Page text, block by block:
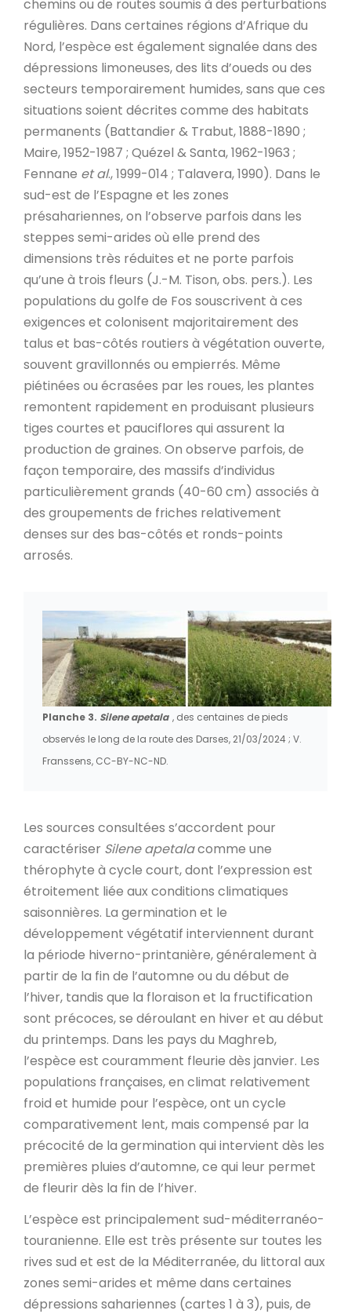
chemins ou de routes soumis à des perturbations
régulières. Dans certaines régions d’Afrique du
Nord, l’espèce est également signalée dans des
dépressions limoneuses, des lits d’oueds ou des
secteurs temporairement humides, sans que ces
situations soient décrites comme des habitats
permanents (Battandier & Trabut, 1888-1890 ;
Maire, 1952-1987 ; Quézel & Santa, 1962-1963 ;
Fennane et al., 1999-014 ; Talavera, 1990). Dans le
sud-est de l’Espagne et les zones
présahariennes, on l’observe parfois dans les
steppes semi-arides où elle prend des
dimensions très réduites et ne porte parfois
qu’une à trois fleurs (J.-M. Tison, obs. pers.). Les
populations du golfe de Fos souscrivent à ces
exigences et colonisent majoritairement des
talus et bas-côtés routiers à végétation ouverte,
souvent gravillonnés ou empierrés. Même
piétinées ou écrasées par les roues, les plantes
remontent rapidement en produisant plusieurs
tiges courtes et pauciflores qui assurent la
production de graines. On observe parfois, de
façon temporaire, des massifs d’individus
particulièrement grands (40-60 cm) associés à
des groupements de friches relativement
denses sur des bas-côtés et ronds-points
arrosés.
Planche 3. Silene apetala , des centaines de pieds
observés le long de la route des Darses, 21/03/2024 ; V.
Franssens, CC-BY-NC-ND.
Les sources consultées s’accordent pour
caractériser Silene apetalacomme une
thérophyte à cycle court, dont l’expression est
étroitement liée aux conditions climatiques
saisonnières. La germination et le
développement végétatif interviennent durant
la période hiverno-printanière, généralement à
partir de la fin de l’automne ou du début de
l’hiver, tandis que la floraison et la fructification
sont précoces, se déroulant en hiver et au début
du printemps. Dans les pays du Maghreb,
l’espèce est couramment fleurie dès janvier. Les
populations françaises, en climat relativement
froid et humide pour l’espèce, ont un cycle
comparativement lent, mais compensé par la
précocité de la germination qui intervient dès les
premières pluies d’automne, ce qui leur permet
de fleurir dès la fin de l’hiver.
L’espèce est principalement sud-méditerranéo-
touranienne. Elle est très présente sur toutes les
rives sud et est de la Méditerranée, du littoral aux
zones semi-arides et même dans certaines
dépressions sahariennes (cartes 1 à 3), puis, de